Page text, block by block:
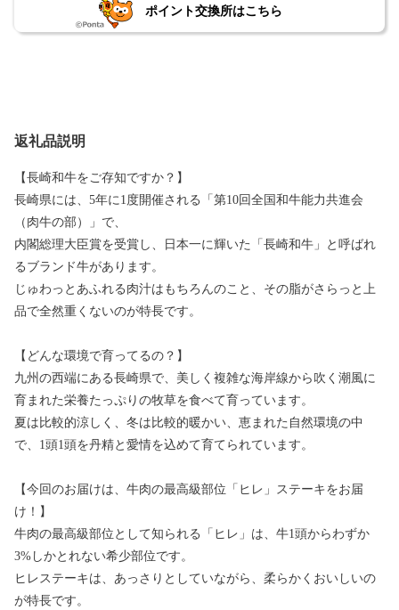
ポイント交換所はこちら
返礼品説明
【長崎和牛をご存知ですか？】
長崎県には、5年に1度開催される「第10回全国和牛能力共進会
（肉牛の部）」で、
内閣総理大臣賞を受賞し、日本一に輝いた「長崎和牛」と呼ばれ
るブランド牛があります。
じゅわっとあふれる肉汁はもちろんのこと、その脂がさらっと上
品で全然重くないのが特長です。
【どんな環境で育ってるの？】
九州の西端にある長崎県で、美しく複雑な海岸線から吹く潮風に
育まれた栄養たっぷりの牧草を食べて育っています。
夏は比較的涼しく、冬は比較的暖かい、恵まれた自然環境の中
で、1頭1頭を丹精と愛情を込めて育てられています。
【今回のお届けは、牛肉の最高級部位「ヒレ」ステーキをお届
け！】
牛肉の最高級部位として知られる「ヒレ」は、牛1頭からわずか
3%しかとれない希少部位です。
ヒレステーキは、あっさりとしていながら、柔らかくおいしいの
が特長です。